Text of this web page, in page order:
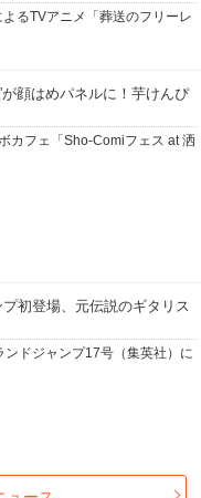
るTVアニメ「葬送のフリーレ
顔はめパネルに！芋けんぴ
カフェ「Sho-Comiフェス at 洒
初登場、元伝説のギタリス
ドジャンプ17号（集英社）に